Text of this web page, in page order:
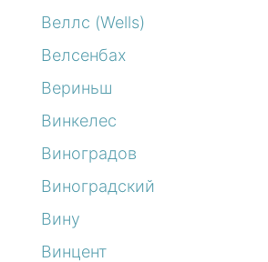
Веллс (Wells)
Велсенбах
Вериньш
Винкелес
Виноградов
Виноградский
Вину
Винцент